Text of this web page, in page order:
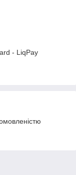
- LiqPay